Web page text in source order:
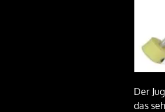
Der
das